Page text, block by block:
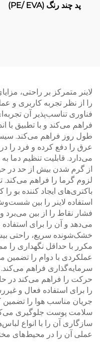
پد چند رنگ (PE/ EVA)
لاینر متمرکز بر راحتی،
را از نظر تجربه کاربری و
فناوری تناسب‌پذیر آن
فراهم می‌کند و با تطبیق با
طول روز فراهم می‌کند.
عرق را دفع کرده و فرد
می‌دارد. قابلیت تنظیم دما
از گرم شدن بیش از حد در
لزوم گرما را فراهم می‌کند.
باکتری‌های ایجاد کننده بو
استفاده لاینر را بین
فشار نقاط را از بین
می‌دهد و آن را برای
خشک‌شونده سریع، راحتی
مکرر با حداقل نگهداری را
عملکردی با دوام را تضمین
سرمایه‌گذاری فراهم می‌کند.
حرکت را فراهم می‌کند در
را برای استفاده فعال و
جریان مناسب هوا را
سلامت پوست جلوگیری
سازگاری آن را با انواع
عملی آن را در محیط‌های